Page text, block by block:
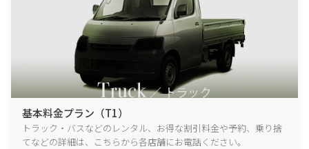
基本料金プラン（T1）
トラック・バスなどのレンタル、お得な割引料金や予約、乗り捨
てなどの詳細は、こちらから各店舗にお電話ください。